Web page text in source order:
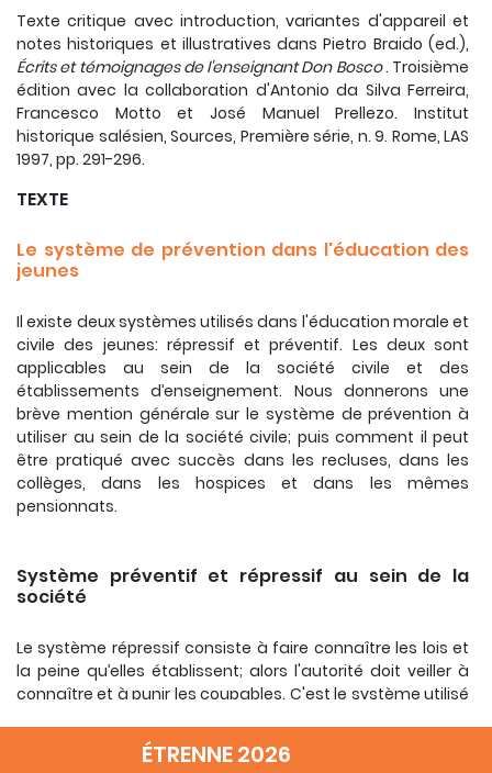
Texte critique avec introduction, variantes d'appareil et
notes historiques et illustratives dans Pietro Braido (ed.),
Écrits et témoignages de l'enseignant Don Bosco. Troisième
édition avec la collaboration d'Antonio da Silva Ferreira,
Francesco Motto et José Manuel Prellezo. Institut
historique salésien, Sources, Première série, n. 9. Rome, LAS
1997, pp. 291-296.
TEXTE
Le système de prévention dans l'éducation des
jeunes
Il existe deux systèmes utilisés dans l'éducation morale et
civile des jeunes: répressif et préventif. Les deux sont
applicables au sein de la société civile et des
établissements d’enseignement. Nous donnerons une
brève mention générale sur le système de prévention à
utiliser au sein de la société civile; puis comment il peut
être pratiqué avec succès dans les recluses, dans les
collèges, dans les hospices et dans les mêmes
pensionnats.
Système préventif et répressif au sein de la
société
Le système répressif consiste à faire connaître les lois et
la peine qu’elles établissent; alors l'autorité doit veiller à
connaître et à punir les coupables. C'est le système utilisé
jeunes en manque d’éducation, de réflexion, excités par
leurs camarades ou par des réflexes irréfléchis, se
ÉTRENNE 2026